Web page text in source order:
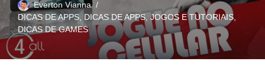
Everton Vianna
DICAS DE APPS DICAS DE APPS, JOGOS E TUTORIAIS
DICAS DE GAMES